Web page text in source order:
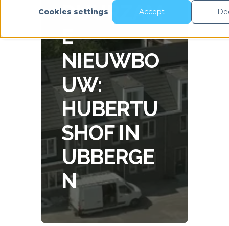
Cookies settings
Accept
DUURZAM
E
NIEUWBO
UW:
HUBERTU
SHOF IN
UBBERGE
N